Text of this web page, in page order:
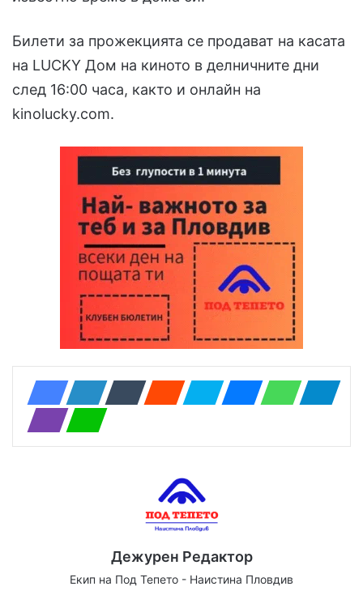
Билети за прожекцията се продават на касата
на LUCKY Дом на киното в делничните дни
след 16:00 часа, както и онлайн на
kinolucky.com.
Дежурен Редактор
Екип на Под Тепето - Наистина Пловдив